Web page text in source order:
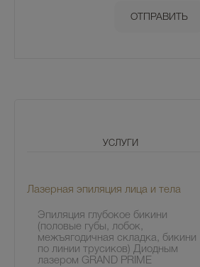
УСЛУГИ
Лазерная эпиляция лица и тела
Эпиляция глубокое бикини
(половые губы, лобок,
межъягодичная складка, бикини
по линии трусиков) Диодным
лазером GRAND PRIME